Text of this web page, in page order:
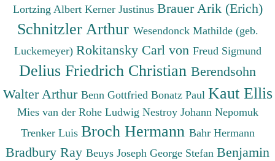
Lortzing Albert Kerner Justinus Brauer Arik (Erich)
Schnitzler Arthur Wesendonck Mathilde (geb.
Luckemeyer) Rokitansky Carl von Freud Sigmund
Delius Friedrich Christian Berendsohn
Walter Arthur Benn Gottfried Bonatz Paul Kaut Ellis
Mies van der Rohe Ludwig Nestroy Johann Nepomuk
Trenker Luis Broch Hermann Bahr Hermann
Bradbury Ray Beuys Joseph George Stefan Benjamin